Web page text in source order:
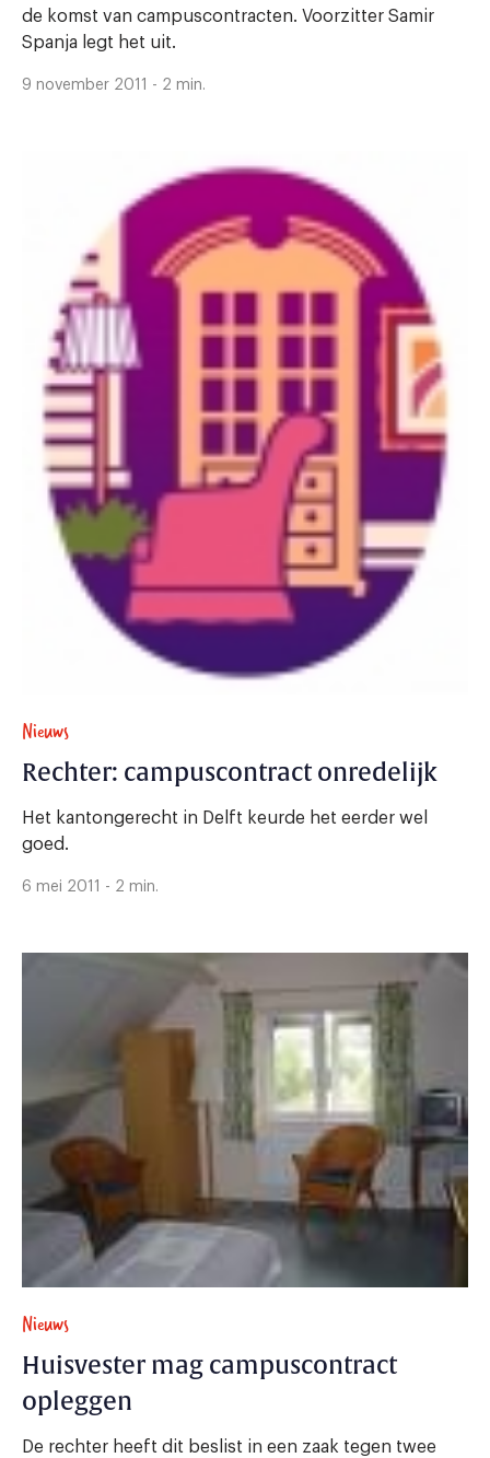
de komst van campuscontracten. Voorzitter Samir
Spanja legt het uit.
9 november 2011 - 2 min.
Nieuws
Rechter: campuscontract onredelijk
Het kantongerecht in Delft keurde het eerder wel
goed.
6 mei 2011 - 2 min.
Nieuws
Huisvester mag campuscontract
opleggen
De rechter heeft dit beslist in een zaak tegen twee